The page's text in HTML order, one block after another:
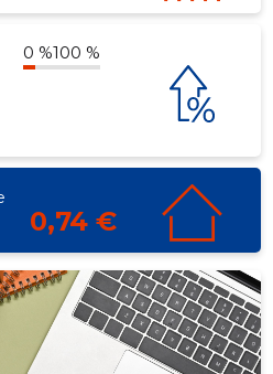
0 %100 %
0,74 €